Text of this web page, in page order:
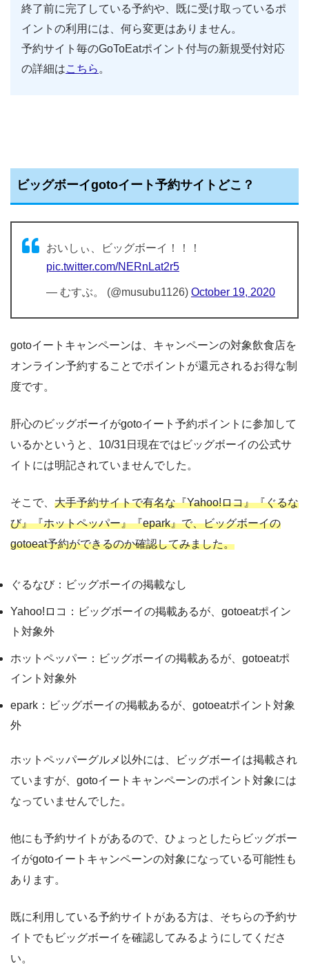
終了前に完了している予約や、既に受け取っているポ
イントの利用には、何ら変更はありません。
予約サイト毎のGoToEatポイント付与の新規受付対応
の詳細はこちら 。
ビッグボーイgotoイート予約サイトどこ？
おいしぃ、ビッグボーイ！！！
pic.twitter.com/NERnLat2r5
— むすぶ。 (@musubu1126) October 19, 2020
gotoイートキャンペーンは、キャンペーンの対象飲食店を
オンライン予約することでポイントが還元されるお得な制
度です。
肝心のビッグボーイがgotoイート予約ポイントに参加して
いるかというと、10/31日現在ではビッグボーイの公式サ
イトには明記されていませんでした。
そこで、 大手予約サイトで有名な『Yahoo!ロコ』『ぐるな
び』『ホットペッパー』『epark』で、ビッグボーイの
gotoeat予約ができるのか確認してみました。
ぐるなび：ビッグボーイの掲載なし
Yahoo!ロコ：ビッグボーイの掲載あるが、gotoeatポイン
ト対象外
ホットペッパー：ビッグボーイの掲載あるが、gotoeatポ
イント対象外
epark：ビッグボーイの掲載あるが、gotoeatポイント対象
外
ホットペッパーグルメ以外には、ビッグボーイは掲載され
ていますが、gotoイートキャンペーンのポイント対象には
なっていませんでした。
他にも予約サイトがあるので、ひょっとしたらビッグボー
イがgotoイートキャンペーンの対象になっている可能性も
あります。
既に利用している予約サイトがある方は、そちらの予約サ
イトでもビッグボーイを確認してみるようにしてくださ
い。